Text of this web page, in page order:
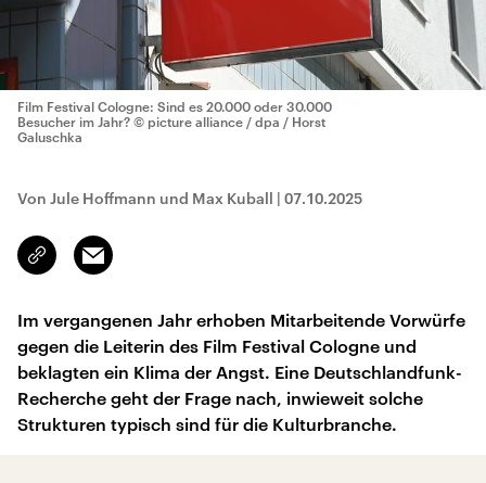
Film Festival Cologne: Sind es 20.000 oder 30.000
Besucher im Jahr? © picture alliance / dpa / Horst
Galuschka
Von Jule Hoffmann und Max Kuball | 07.10.2025
Link
kopieren/teilen
Email
Im vergangenen Jahr erhoben Mitarbeitende Vorwürfe
gegen die Leiterin des Film Festival Cologne und
beklagten ein Klima der Angst. Eine Deutschlandfunk-
Recherche geht der Frage nach, inwieweit solche
Strukturen typisch sind für die Kulturbranche.